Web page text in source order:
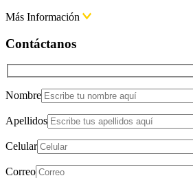
Más Información
Contáctanos
Nombre
Apellidos
Celular
Correo